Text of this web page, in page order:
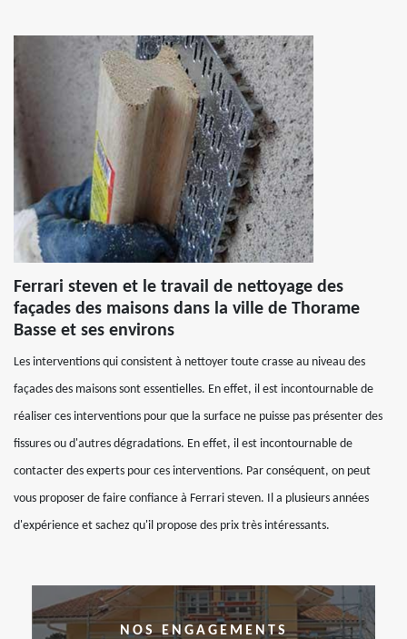
Ferrari steven et le travail de nettoyage des
façades des maisons dans la ville de Thorame
Basse et ses environs
Les interventions qui consistent à nettoyer toute crasse au niveau des
façades des maisons sont essentielles. En effet, il est incontournable de
réaliser ces interventions pour que la surface ne puisse pas présenter des
fissures ou d'autres dégradations. En effet, il est incontournable de
contacter des experts pour ces interventions. Par conséquent, on peut
vous proposer de faire confiance à Ferrari steven. Il a plusieurs années
d'expérience et sachez qu'il propose des prix très intéressants.
NOS ENGAGEMENTS